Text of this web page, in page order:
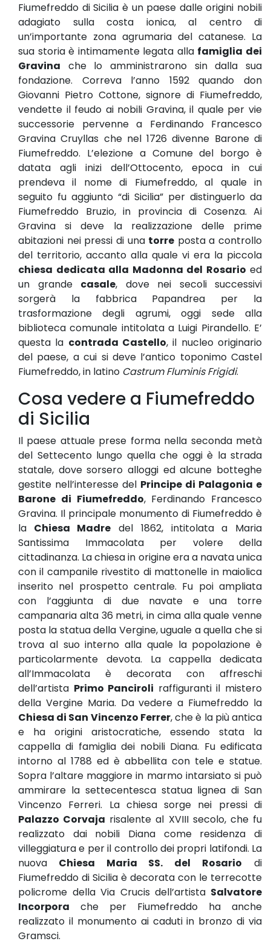
Fiumefreddo di Sicilia è un paese dalle origini nobili
adagiato sulla costa ionica, al centro di
un’importante zona agrumaria del catanese. La
sua storia è intimamente legata alla famiglia dei
Gravina che lo amministrarono sin dalla sua
fondazione. Correva l’anno 1592 quando don
Giovanni Pietro Cottone, signore di Fiumefreddo,
vendette il feudo ai nobili Gravina, il quale per vie
successorie pervenne a Ferdinando Francesco
Gravina Cruyllas che nel 1726 divenne Barone di
Fiumefreddo. L’elezione a Comune del borgo è
datata agli inizi dell’Ottocento, epoca in cui
prendeva il nome di Fiumefreddo, al quale in
seguito fu aggiunto “di Sicilia” per distinguerlo da
Fiumefreddo Bruzio, in provincia di Cosenza. Ai
Gravina si deve la realizzazione delle prime
abitazioni nei pressi di una torre posta a controllo
del territorio, accanto alla quale vi era la piccola
chiesa dedicata alla Madonna del Rosario ed
un grande casale, dove nei secoli successivi
sorgerà la fabbrica Papandrea per la
trasformazione degli agrumi, oggi sede alla
biblioteca comunale intitolata a Luigi Pirandello. E’
questa la contrada Castello, il nucleo originario
del paese, a cui si deve l’antico toponimo Castel
Fiumefreddo, in latino Castrum Fluminis Frigidi.
Cosa vedere a Fiumefreddo
di Sicilia
Il paese attuale prese forma nella seconda metà
del Settecento lungo quella che oggi è la strada
statale, dove sorsero alloggi ed alcune botteghe
gestite nell’interesse del Principe di Palagonia e
Barone di Fiumefreddo, Ferdinando Francesco
Gravina. Il principale monumento di Fiumefreddo è
la Chiesa Madre del 1862, intitolata a Maria
Santissima Immacolata per volere della
cittadinanza. La chiesa in origine era a navata unica
con il campanile rivestito di mattonelle in maiolica
inserito nel prospetto centrale. Fu poi ampliata
con l’aggiunta di due navate e una torre
campanaria alta 36 metri, in cima alla quale venne
posta la statua della Vergine, uguale a quella che si
trova al suo interno alla quale la popolazione è
particolarmente devota. La cappella dedicata
all’Immacolata è decorata con affreschi
dell’artista Primo Panciroli raffiguranti il mistero
della Vergine Maria. Da vedere a Fiumefreddo la
Chiesa di San Vincenzo Ferrer, che è la più antica
e ha origini aristocratiche, essendo stata la
cappella di famiglia dei nobili Diana. Fu edificata
intorno al 1788 ed è abbellita con tele e statue.
Sopra l’altare maggiore in marmo intarsiato si può
ammirare la settecentesca statua lignea di San
Vincenzo Ferreri. La chiesa sorge nei pressi di
Palazzo Corvaja risalente al XVIII secolo, che fu
realizzato dai nobili Diana come residenza di
villeggiatura e per il controllo dei propri latifondi. La
nuova Chiesa Maria SS. del Rosario di
Fiumefreddo di Sicilia è decorata con le terrecotte
policrome della Via Crucis dell’artista Salvatore
Incorpora che per Fiumefreddo ha anche
realizzato il monumento ai caduti in bronzo di via
Gramsci.